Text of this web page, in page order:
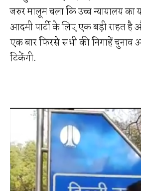
जरुर मालूम चला कि उच्च न्यायालय
आदमी पार्टी के लिए एक बड़ी राहत
एक बार फिरसे सभी की निगाहें
टिकेंगी.